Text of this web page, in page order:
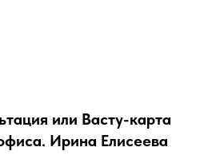
или Васту-карта
Ирина Елисеева